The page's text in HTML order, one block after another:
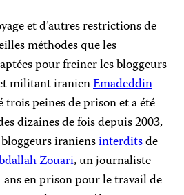
et d’autres restrictions de
méthodes que les
pour freiner les bloggeurs
militant iranienEmadeddin
trois peines de prison et a été
dizaines de fois depuis 2003,
iraniensinterditsde
Zouari, un journaliste
en prison pour le travail de